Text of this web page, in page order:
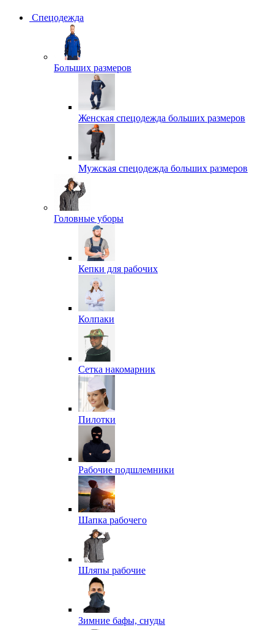
Спецодежда
Больших размеров
Женская спецодежда больших размеров
Мужская спецодежда больших размеров
Головные уборы
Кепки для рабочих
Колпаки
Сетка накомарник
Пилотки
Рабочие подшлемники
Шапка рабочего
Шляпы рабочие
Зимние бафы, снуды